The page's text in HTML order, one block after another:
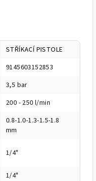
STŘÍKACÍ PISTOLE
9145603152853
3,5 bar
200 - 250 l/min
0.8-1.0-1.3-1.5-1.8
mm
1/4"
1/4"